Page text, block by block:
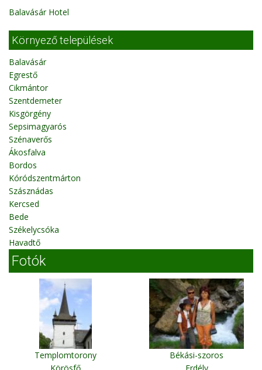
Balavásár Hotel
Környező települések
Balavásár
Egrestő
Cikmántor
Szentdemeter
Kisgörgény
Sepsimagyarós
Szénaverős
Ákosfalva
Bordos
Kóródszentmárton
Szásznádas
Kercsed
Bede
Székelycsóka
Havadtő
Fotók
Templomtorony
Békási-szoros